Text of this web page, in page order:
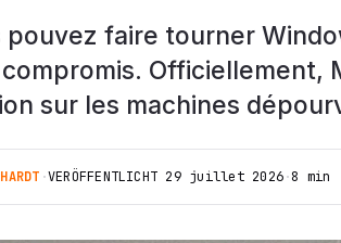
pouvez faire tourner
compromis. Officiellement,
sur les machines
·VERÖFFENTLICHT 29 juillet 2026·8 min